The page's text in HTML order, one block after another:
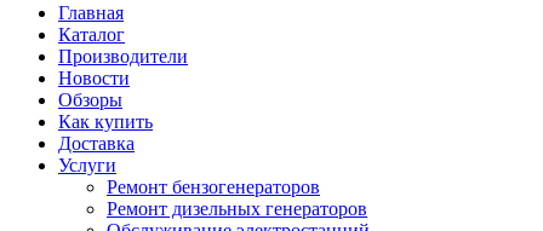
Главная
Каталог
Производители
Новости
Обзоры
Как купить
Доставка
Услуги
Ремонт бензогенераторов
Ремонт дизельных генераторов